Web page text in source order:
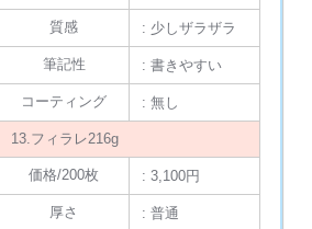
質感 : 少しザラザラ
筆記性 : 書きやすい
コーティング : 無し
13.フィラレ216g
価格/200枚 : 3,100円
厚さ : 普通